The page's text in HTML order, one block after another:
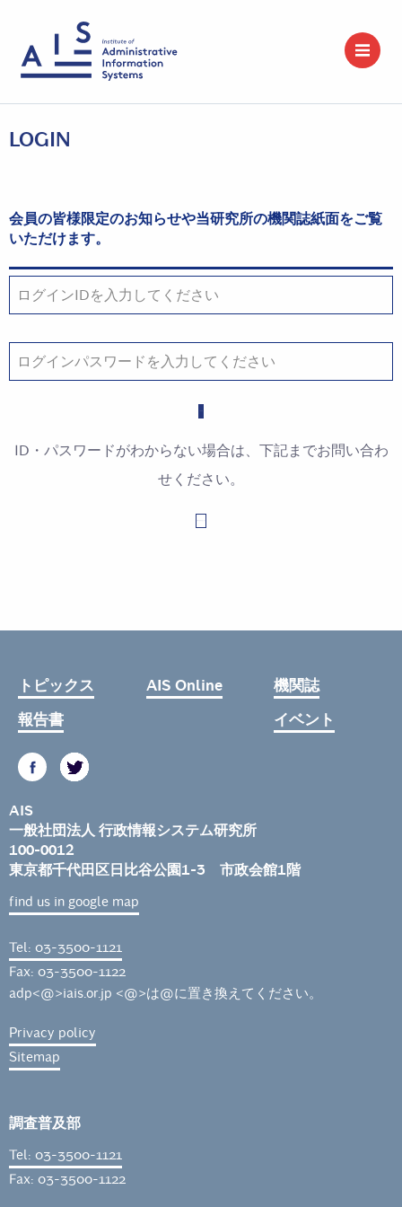
LOGIN
会員の皆様限定のお知らせや当研究所の機関誌紙面をご覧
いただけます。
ID・パスワードがわからない場合は、下記までお問い合わ
せください。
トピックス AIS Online
機関誌
報告書
イベント
AIS
一般社団法人 行政情報システム研究所
100-0012
東京都千代田区日比谷公園1-3 市政会館1階
find us in google map
Tel: 03-3500-1121
Fax: 03-3500-1122
adp<@>iais.or.jp <@>は@に置き換えてください。
Privacy policy
Sitemap
調査普及部
Tel: 03-3500-1121
Fax: 03-3500-1122